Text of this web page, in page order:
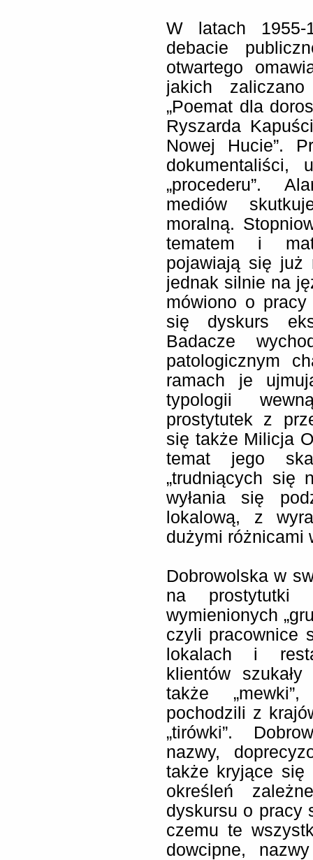
W latach
debacie
otwartego
jakich zaliczano
„Poemat dla
Ryszarda
Nowej Hucie”.
dokumentaliści,
„procederu”.
mediów
moralną.
tematem i
pojawiają się już
jednak silnie na
mówiono o
się dyskurs
Badacze
patologicznym
ramach je
typologii
prostytutek z
się także Milicja
temat jego
„trudniących się
wyłania się
lokalową, z
dużymi różnicami
Dobrowolska w
na prostytutki
wymienionych
czyli pracownice
lokalach i
klientów
także
pochodzili z
„tirówki”.
nazwy,
także kryjące się
określeń
dyskursu o pracy
czemu te
dowcipne,